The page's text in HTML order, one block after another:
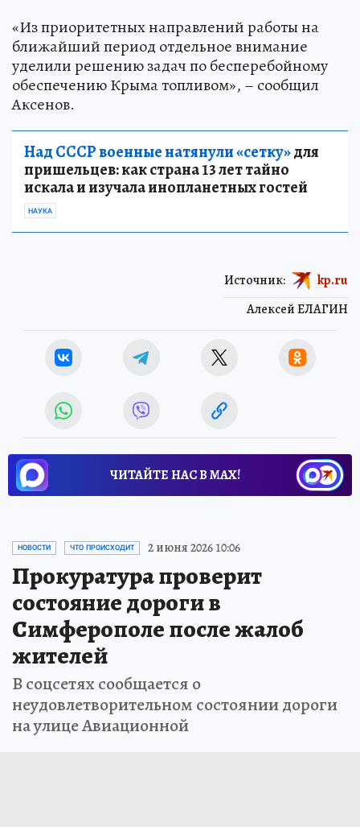
«Из приоритетных направлений работы на
ближайший период отдельное внимание
уделили решению задач по бесперебойному
обеспечению Крыма топливом», – сообщил
Аксенов.
Над СССР военные натянули «сетку»для
пришельцев: как страна 13 лет тайно
искала и изучала инопланетных гостей
НАУКА
Алексей ЕЛАГИН
Источник: kp.ru
ЧИТАЙТЕ НАС В МАХ!
НОВОСТИ ЧТО ПРОИСХОДИТ 2 июня 2026 10:06
Прокуратура проверит
состояние дороги в
Симферополе после жалоб
жителей
В соцсетях сообщается о
неудовлетворительном состоянии дороги
на улице Авиационной